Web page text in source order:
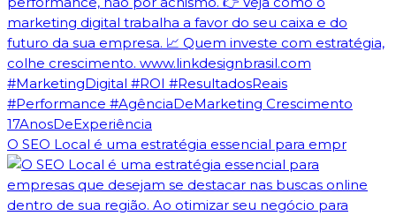
O SEO Local é uma estratégia essencial para empr